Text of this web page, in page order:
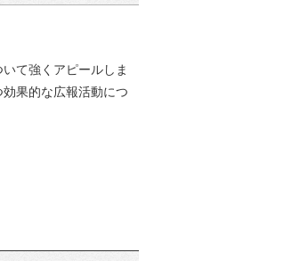
て強くアピールしま
果的な広報活動につ